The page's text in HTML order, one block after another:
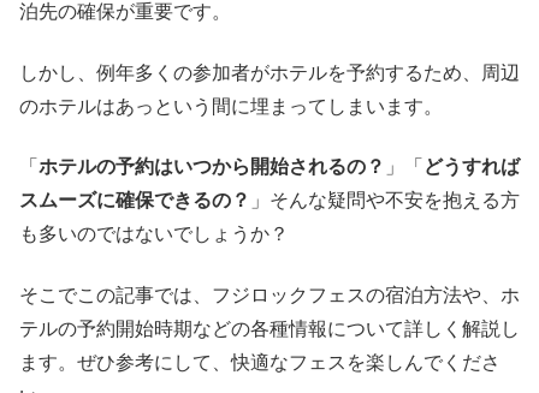
泊先の確保が重要です。
しかし、例年多くの参加者がホテルを予約するため、周辺
のホテルはあっという間に埋まってしまいます。
「 ホテルの予約はいつから開始されるの？ 」「 どうすれば
スムーズに確保できるの？ 」そんな疑問や不安を抱える方
も多いのではないでしょうか？
そこでこの記事では、フジロックフェスの宿泊方法や、ホ
テルの予約開始時期などの各種情報について詳しく解説し
ます。ぜひ参考にして、快適なフェスを楽しんでくださ